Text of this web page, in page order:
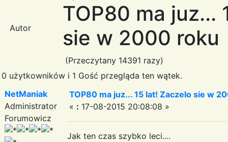
Autor
TOP80 ma juz...
sie w 2000 roku
(Przeczytany 14391 razy)
0 użytkowników i 1 Gość przegląda ten wątek.
NetManiak
Administrator
Forumowicz
TOP80 ma juz... 15 lat! Zaczelo sie w
« : 17-08-2015 20:08:08 »
Jak ten czas szybko leci....